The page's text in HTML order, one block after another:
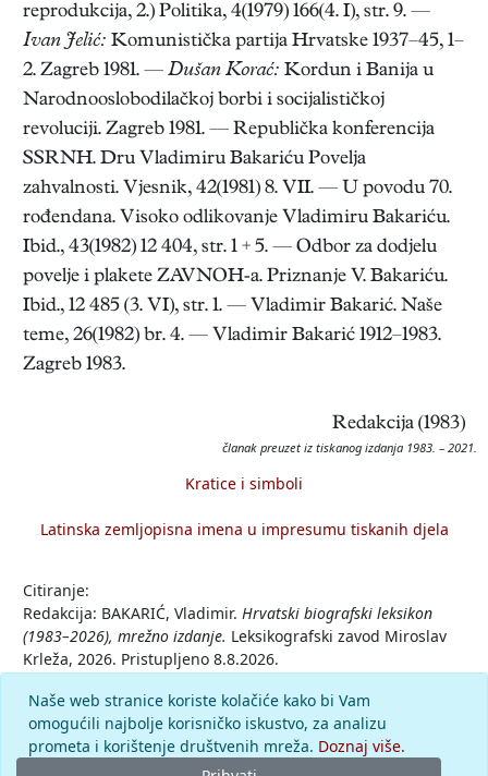
reprodukcija, 2.) Politika, 4(1979) 166(4. I), str. 9. —
Ivan Jelić: Komunistička partija Hrvatske 1937–45, 1–
2. Zagreb 1981. — Dušan Korać: Kordun i Banija u
Narodnooslobodilačkoj borbi i socijalističkoj
revoluciji. Zagreb 1981. — Republička konferencija
SSRNH. Dru Vladimiru Bakariću Povelja
zahvalnosti. Vjesnik, 42(1981) 8. VII. — U povodu 70.
rođendana. Visoko odlikovanje Vladimiru Bakariću.
Ibid., 43(1982) 12 404, str. 1 + 5. — Odbor za dodjelu
povelje i plakete ZAVNOH-a. Priznanje V. Bakariću.
Ibid., 12 485 (3. VI), str. 1. — Vladimir Bakarić. Naše
teme, 26(1982) br. 4. — Vladimir Bakarić 1912–1983.
Zagreb 1983.
Redakcija (1983)
članak preuzet iz tiskanog izdanja 1983. – 2021.
Kratice i simboli
Latinska zemljopisna imena u impresumu tiskanih djela
Citiranje:
Redakcija: BAKARIĆ, Vladimir. Hrvatski biografski leksikon
(1983–2026), mrežno izdanje. Leksikografski zavod Miroslav
Krleža, 2026. Pristupljeno 8.8.2026.
Komentar
Naše web stranice koriste kolačiće kako bi Vam
omogućili najbolje korisničko iskustvo, za analizu
prometa i korištenje društvenih mreža. Doznaj više.